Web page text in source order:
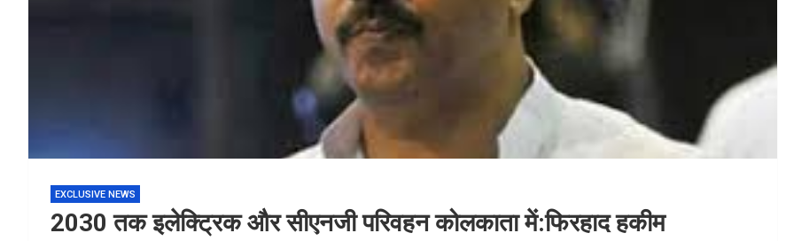
EXCLUSIVE NEWS
2030 तक इलेक्ट्रिक और सीएनजी परिवहन कोलकाता में:फिरहाद हकीम